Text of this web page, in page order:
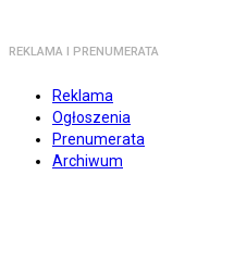
REKLAMA I PRENUMERATA
Reklama
Ogłoszenia
Prenumerata
Archiwum